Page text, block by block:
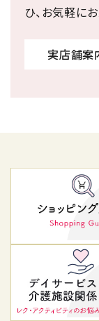
ひ、お気軽に
実店舗案